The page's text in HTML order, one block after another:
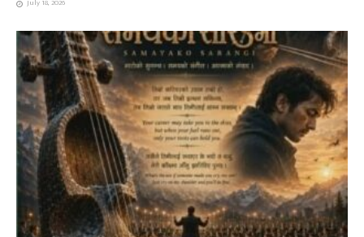
July 18, 2026